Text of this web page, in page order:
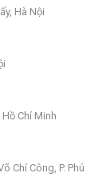
Hà Nội
Hồ Chí Minh
Chí Công, P. Phú